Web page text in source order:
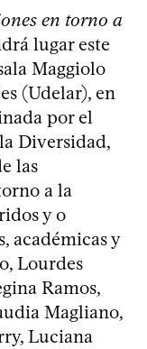
en torno a
lugar este
Maggiolo
(Udelar), en
por el
Diversidad,
las
a la
y o
académicas y
Lourdes
Ramos,
Magliano,
Luciana